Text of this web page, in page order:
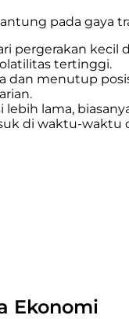
pada gaya
pergerakan kecil
tertinggi.
dan menutup
lebih lama,
di waktu-waktu
Ekonomi